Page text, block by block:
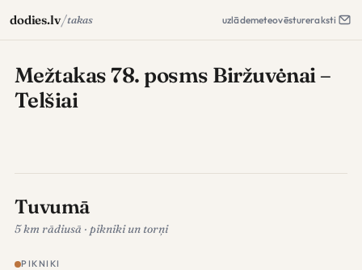
dodies.lv/takas uzlādemeteovēstureraksti
Mežtakas 78. posms Biržuvėnai –
Telšiai
Tuvumā
5 km rādiusā · pikniki un torņi
PIKNIKI